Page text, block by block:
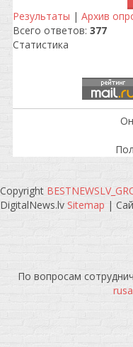
Результаты | Архив
Всего ответов: 377
Статистика
Copyright
DigitalNews.lv Sitemap |
По вопросам